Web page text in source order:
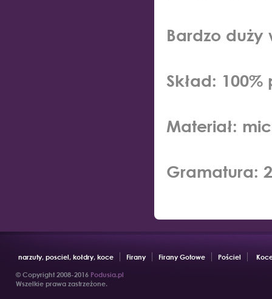
Bardzo
Skład: 100%
Materiał:
Gramatura:
narzuty, posciel, kołdry, koce Firany Firany Gotowe Pościel
© Copyright 2008-2016 Podusia.pl
Wszelkie prawa zastrzeżone.